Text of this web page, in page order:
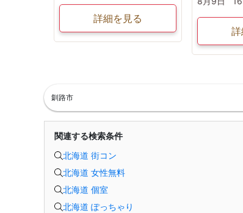
詳細を見る
詳
釧路市
関連する検索条件
北海道 街コン
北海道 女性無料
北海道 個室
北海道 ぽっちゃり